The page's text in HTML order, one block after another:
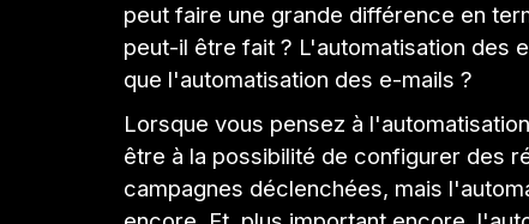
peut faire une grande différence en
peut-il être fait ? L'automatisation des
que l'automatisation des e-mails ?
Lorsque vous pensez à
être à la possibilité de configurer des
campagnes déclenchées, mais